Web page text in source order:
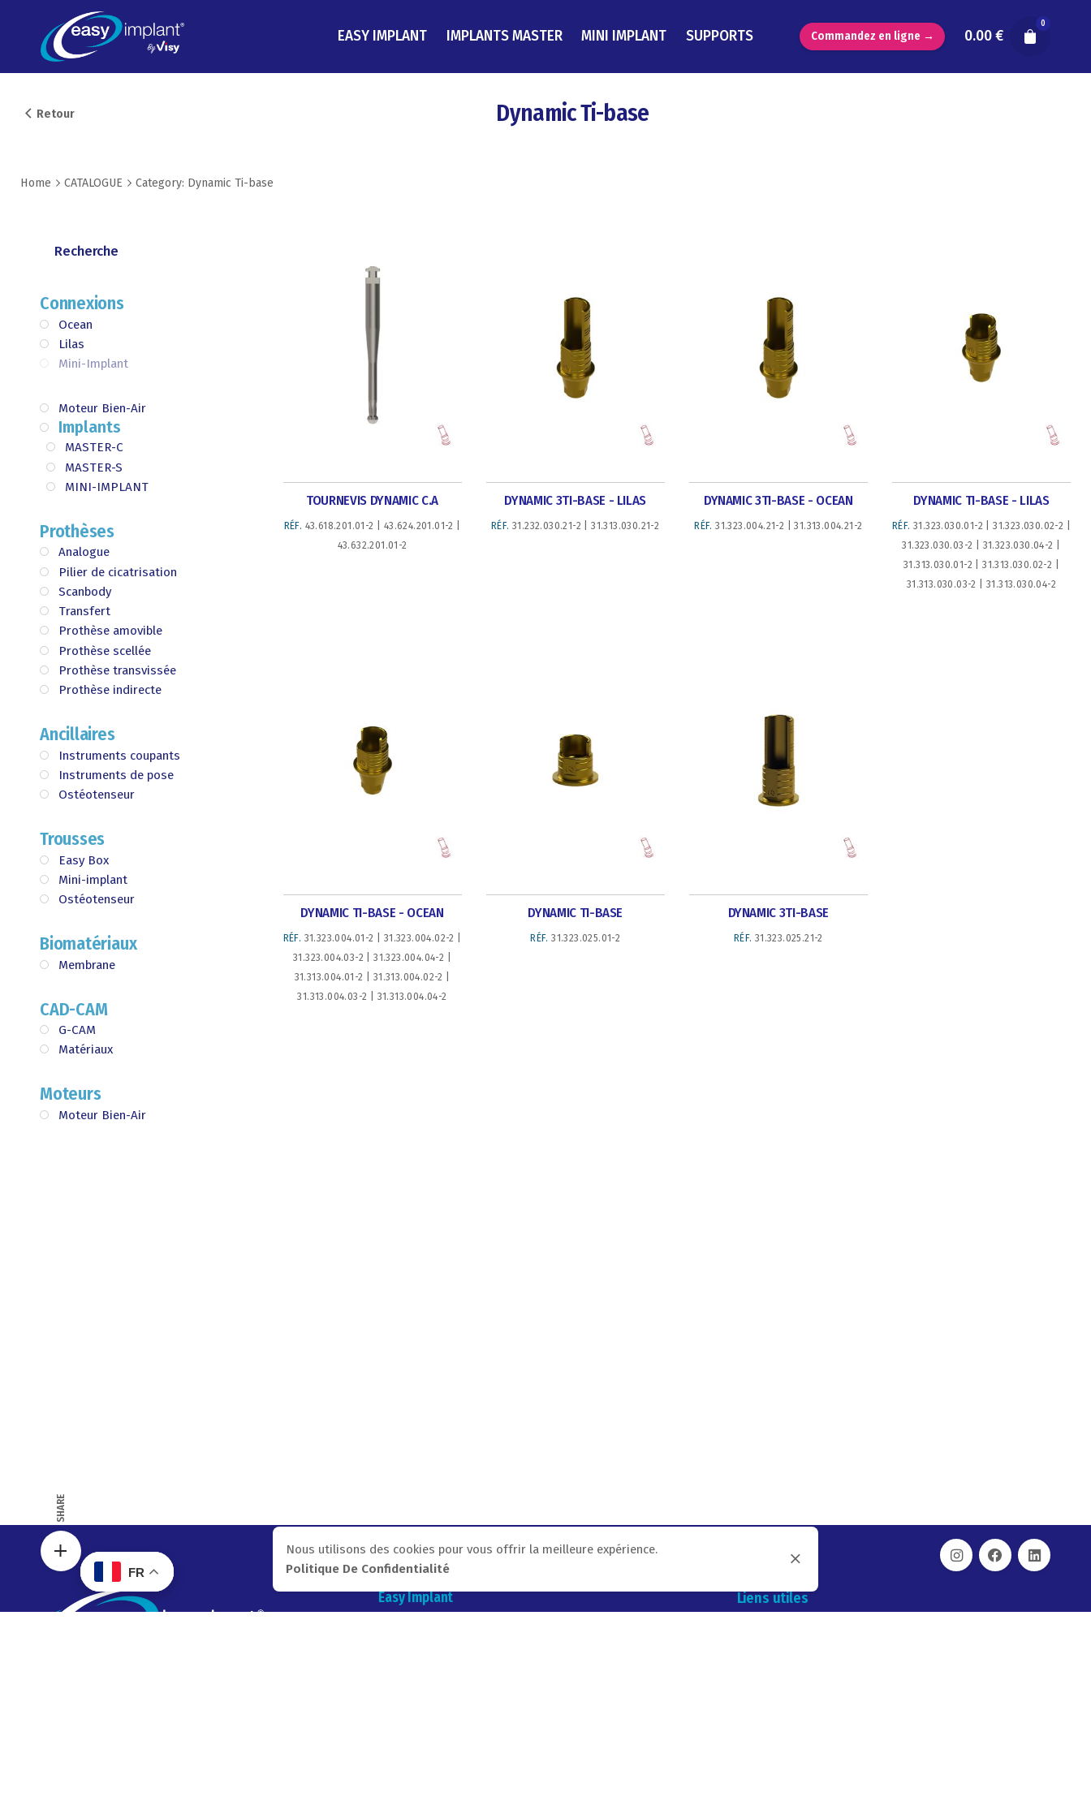
SHARE
content
EASY IMPLANT IMPLANTS MASTER MINI IMPLANT SUPPORTS Commandez en ligne → 0.00€
0
Retour Dynamic Ti-base
Home CATALOGUE Category: Dynamic Ti-base
Connexions
Ocean
Lilas
Mini-Implant
Moteur Bien-Air
Implants
MASTER-C
MASTER-S
MINI-IMPLANT
Prothèses
Analogue
Pilier de cicatrisation
Scanbody
Transfert
Prothèse amovible
Prothèse scellée
Prothèse transvissée
Prothèse indirecte
Ancillaires
Instruments coupants
Instruments de pose
Ostéotenseur
Trousses
Easy Box
Mini-implant
Ostéotenseur
Biomatériaux
Membrane
CAD-CAM
G-CAM
Matériaux
Moteurs
Moteur Bien-Air
TOURNEVIS DYNAMIC C.A
RÉF. 43.618.201.01-2 | 43.624.201.01-2 |
43.632.201.01-2
DYNAMIC 3TI-BASE - LILAS
RÉF. 31.232.030.21-2 | 31.313.030.21-2
DYNAMIC 3TI-BASE - OCEAN
RÉF. 31.323.004.21-2 | 31.313.004.21-2
DYNAMIC TI-BASE - LILAS
RÉF. 31.323.030.01-2 | 31.323.030.02-2 |
31.323.030.03-2 | 31.323.030.04-2 |
31.313.030.01-2 | 31.313.030.02-2 |
31.313.030.03-2 | 31.313.030.04-2
DYNAMIC TI-BASE - OCEAN
RÉF. 31.323.004.01-2 | 31.323.004.02-2 |
31.323.004.03-2 | 31.323.004.04-2 |
31.313.004.01-2 | 31.313.004.02-2 |
31.313.004.03-2 | 31.313.004.04-2
DYNAMIC TI-BASE
RÉF. 31.323.025.01-2
DYNAMIC 3TI-BASE
RÉF. 31.323.025.21-2
Easy Implant Liens utiles
Nous utilisons des cookies pour vous offrir la meilleure expérience.
Politique De Confidentialité
FR